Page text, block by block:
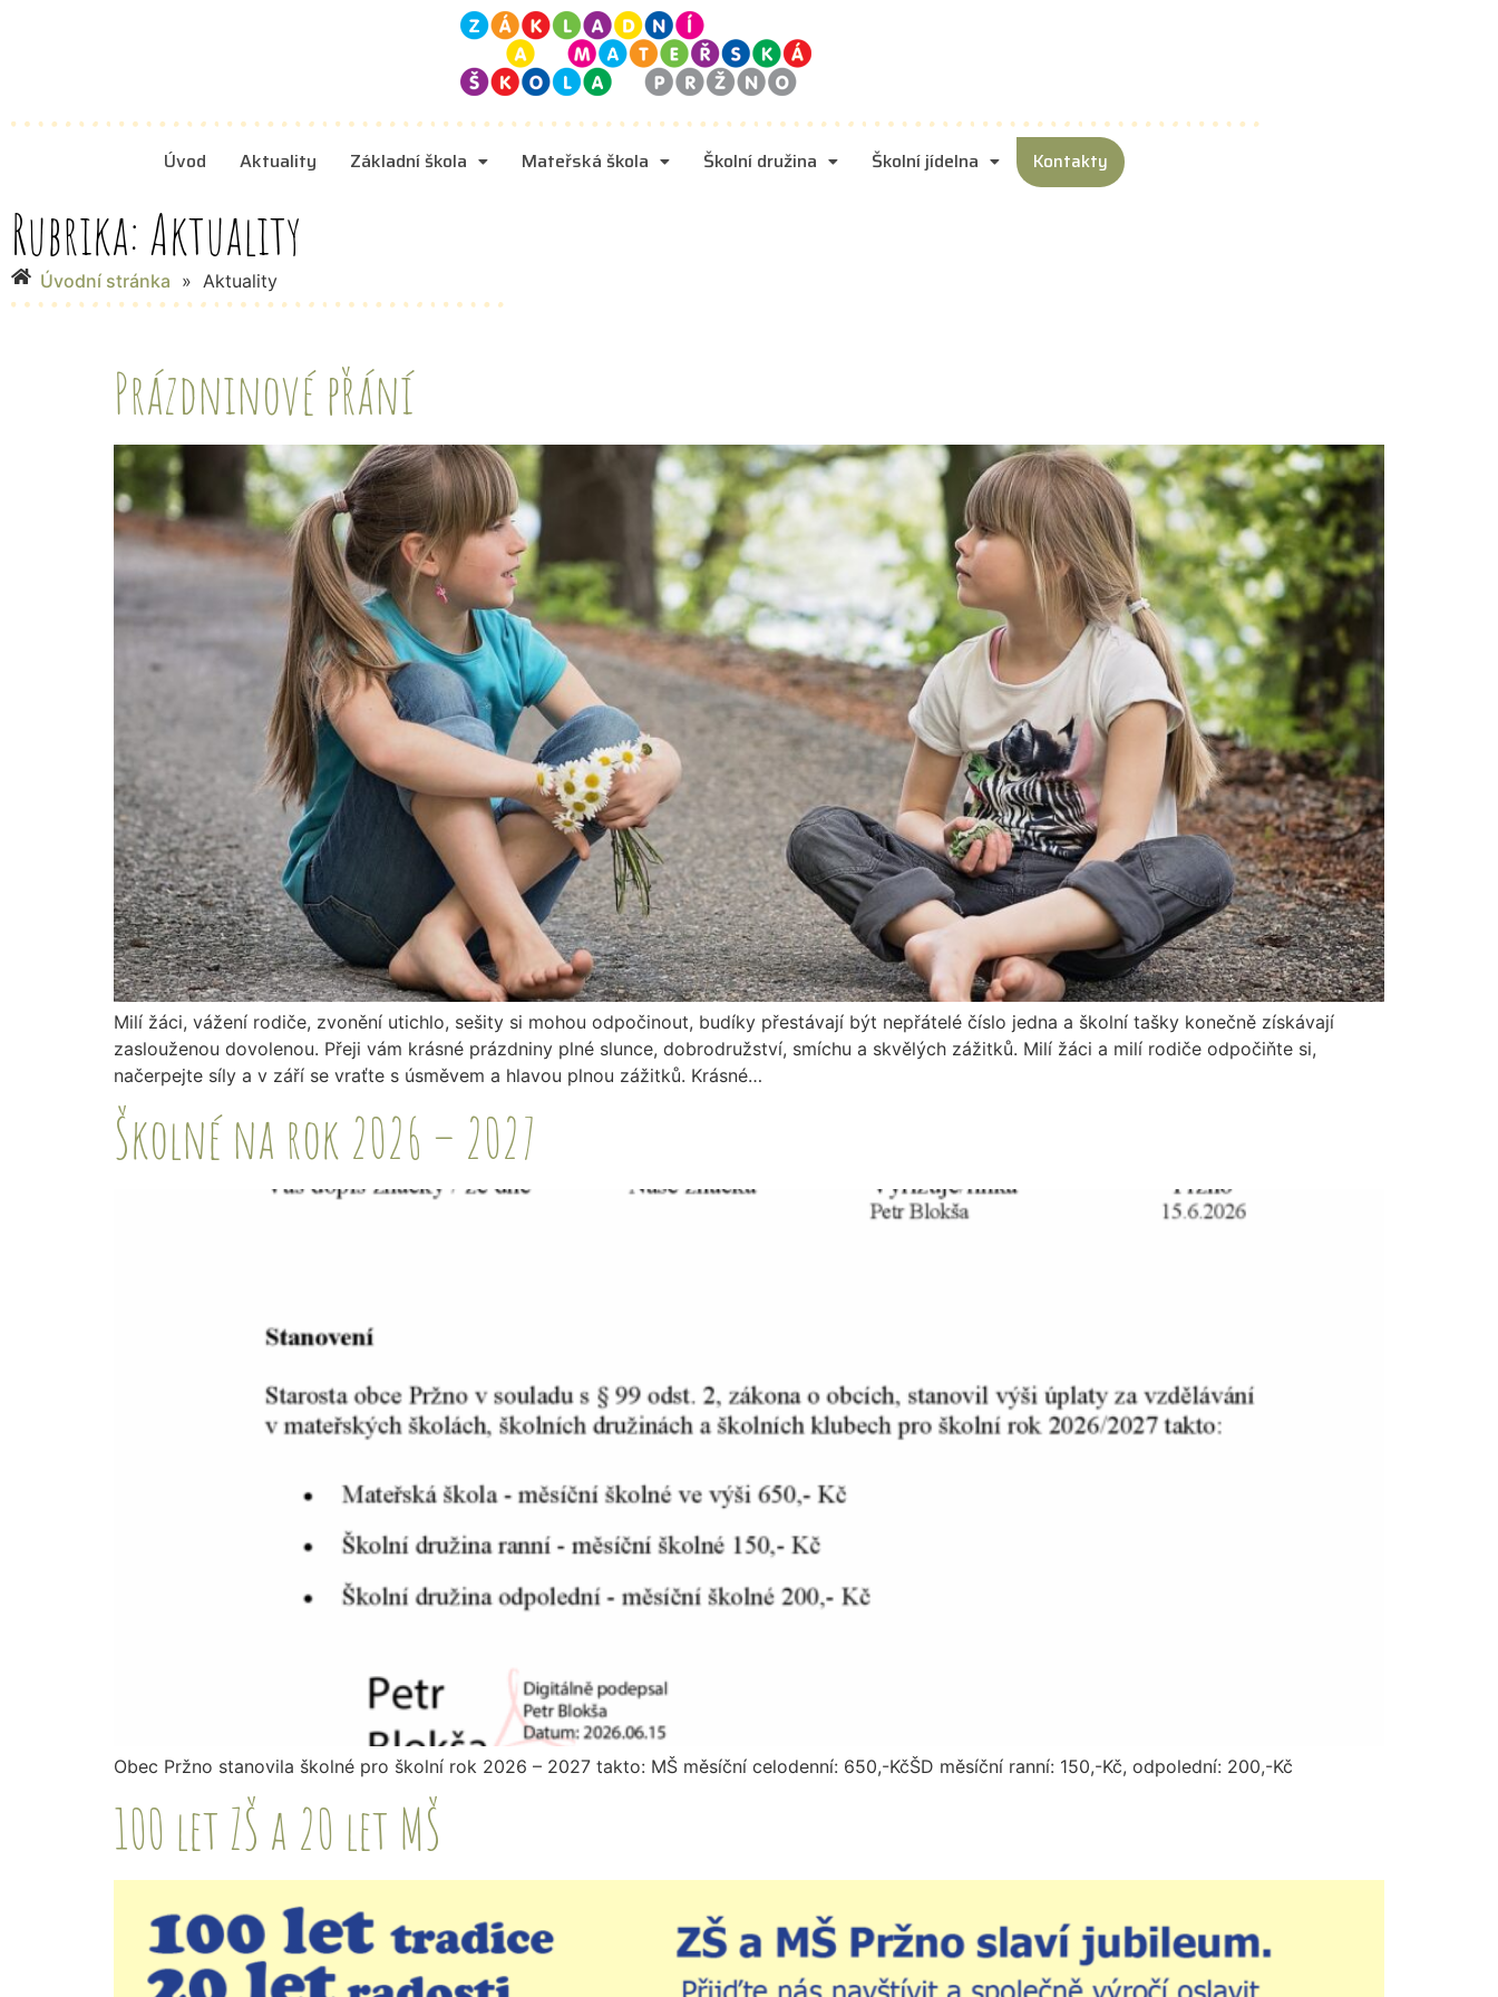
Úvod Aktuality Základní škola Mateřská škola Školní družina Školní jídelna Kontakty
Rubrika: Aktuality
Úvodní stránka » Aktuality
Prázdninové přání
Milí žáci, vážení rodiče, zvonění utichlo, sešity si mohou odpočinout, budíky přestávají být nepřátelé číslo jedna a školní tašky konečně získávají
zaslouženou dovolenou. Přeji vám krásné prázdniny plné slunce, dobrodružství, smíchu a skvělých zážitků. Milí žáci a milí rodiče odpočiňte si,
načerpejte síly a v září se vraťte s úsměvem a hlavou plnou zážitků. Krásné…
Školné na rok 2026 – 2027
Obec Pržno stanovila školné pro školní rok 2026 – 2027 takto: MŠ měsíční celodenní: 650,-KčŠD měsíční ranní: 150,-Kč, odpolední: 200,-Kč
100 let ZŠ a 20 let MŠ